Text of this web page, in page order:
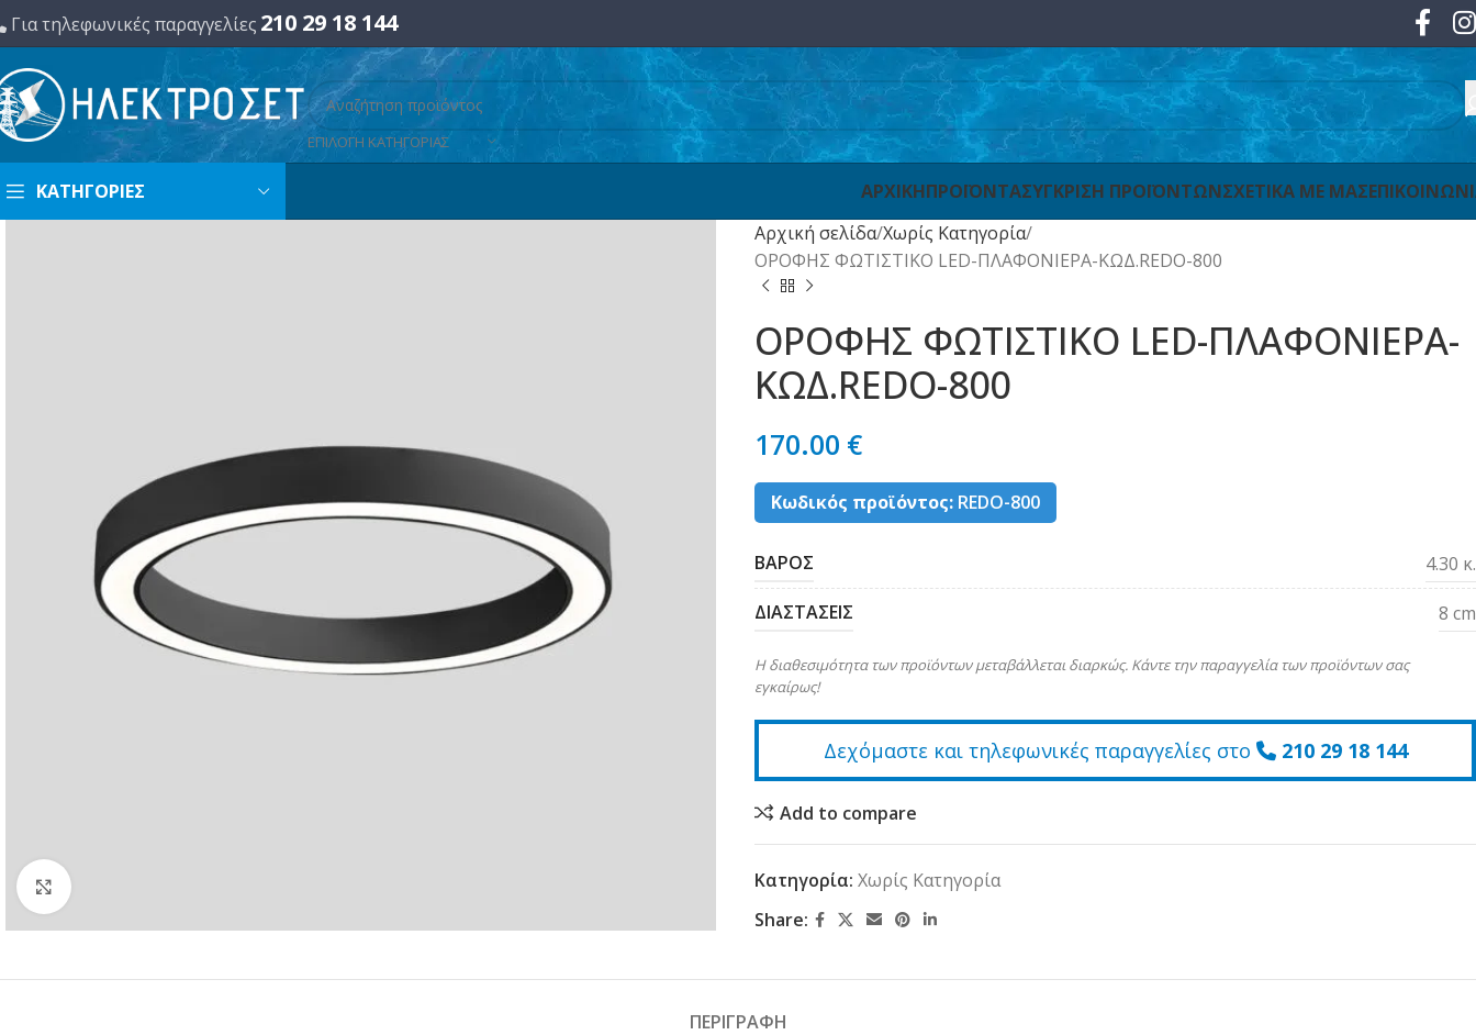
Για τηλεφωνικές παραγγελίες 210 29 18 144
ΕΠΙΛΟΓΗ ΚΑΤΗΓΟΡΙΑΣ
ΚΑΤΗΓΟΡΙΕΣ ΑΡΧΙΚΗΠΡΟΪΟΝΤΑΣΥΓΚΡΙΣΗ ΠΡΟΪΟΝΤΩΝΣΧΕΤΙΚΑ ΜΕ ΜΑΣ
Αρχική σελίδα Χωρίς Κατηγορία
ΟΡΟΦΗΣ ΦΩΤΙΣΤΙΚΟ LED-ΠΛΑΦΟΝΙΕΡΑ-ΚΩΔ.REDO-800
ΟΡΟΦΗΣ ΦΩΤΙΣΤΙΚΟ LED-ΠΛΑΦΟΝΙΕΡΑ-
ΚΩΔ.REDO-800
170.00 €
Κωδικός προϊόντος: REDO-800
ΒΑΡΟΣ 4.30 κ.
ΔΙΑΣΤΑΣΕΙΣ 8 cm
Η διαθεσιμότητα των προϊόντων μεταβάλλεται διαρκώς. Κάντε την παραγγελία των προϊόντων σας
εγκαίρως!
Δεχόμαστε και τηλεφωνικές παραγγελίες στο 210 29 18 144
Add to compare
Κατηγορία: Χωρίς Κατηγορία
Share:
ΠΕΡΙΓΡΑΦΗ